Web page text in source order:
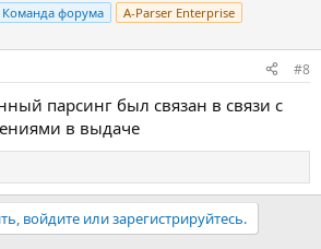
Команда форума A-Parser Enterprise
#8
парсинг был связан в связи с
в выдаче
войдите или зарегистрируйтесь.